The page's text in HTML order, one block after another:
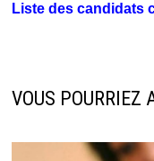
Liste des candidats
VOUS POURRIEZ